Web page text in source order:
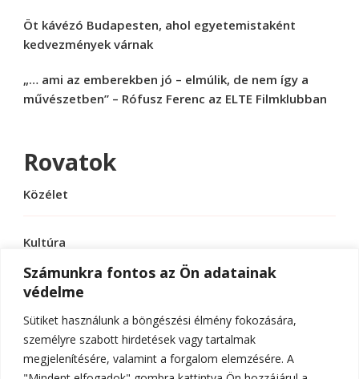
Számunkra fontos az Ön adatainak
védelme
Sütiket használunk a böngészési élmény fokozására,
személyre szabott hirdetések vagy tartalmak
megjelenítésére, valamint a forgalom elemzésére. A
Öt kávézó Budapesten, ahol egyetemistaként
kedvezmények várnak
„… ami az emberekben jó – elmúlik, de nem így a
művészetben” – Rófusz Ferenc az ELTE Filmklubban
Rovatok
Közélet
Kultúra
Sport
Tudomány